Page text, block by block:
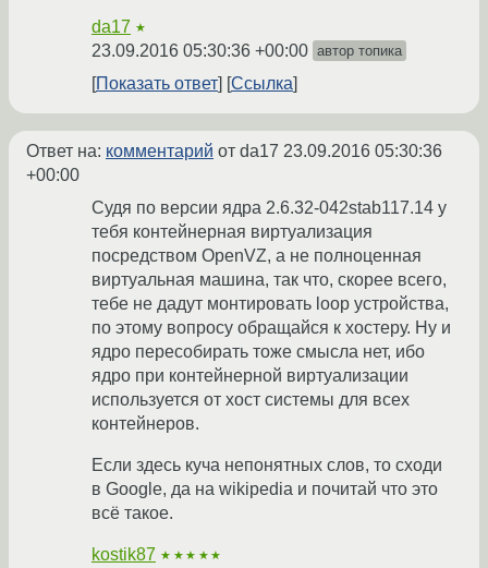
da17 ★
23.09.2016 05:30:36 +00:00 автор топика
Показать ответ Ссылка
Ответ на: комментарий от da17 23.09.2016 05:30:36
+00:00
Судя по версии ядра 2.6.32-042stab117.14 у
тебя контейнерная виртуализация
посредством OpenVZ, а не полноценная
виртуальная машина, так что, скорее всего,
тебе не дадут монтировать loop устройства,
по этому вопросу обращайся к хостеру. Ну и
ядро пересобирать тоже смысла нет, ибо
ядро при контейнерной виртуализации
используется от хост системы для всех
контейнеров.
Если здесь куча непонятных слов, то сходи
в Google, да на wikipedia и почитай что это
всё такое.
kostik87 ★★★★★